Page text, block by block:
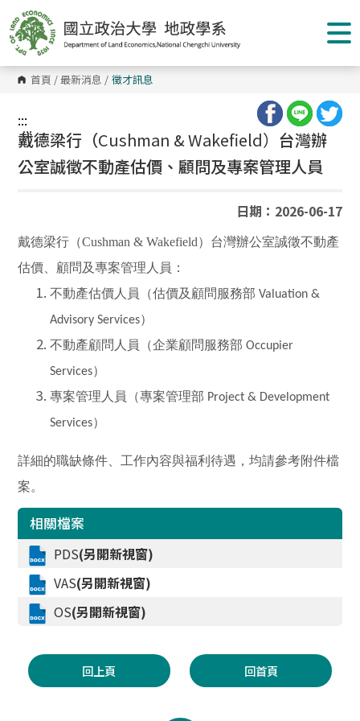
到
主
要
內
容
區 首頁 /最新消息 / 徵才訊息
:::
:::
戴德梁行（Cushman & Wakefield） 台灣辦
公室誠徵不動產估價、顧問及專案管理人員
日期：2026-06-17
戴德梁行（Cushman & Wakefield）台灣辦公室誠徵不動產
估價、顧問及專案管理人員：
不動產估價人員（估價及顧問服務部 Valuation &
Advisory Services）
不動產顧問人員（企業顧問服務部 Occupier
Services）
專案管理人員（專案管理部 Project & Development
Services）
詳細的職缺條件、工作內容與福利待遇，均請參考附件檔
案。
相關檔案
PDS(另開新視窗)
VAS(另開新視窗)
OS(另開新視窗)
回上頁 回首頁